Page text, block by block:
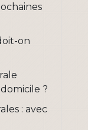
on
?
: avec